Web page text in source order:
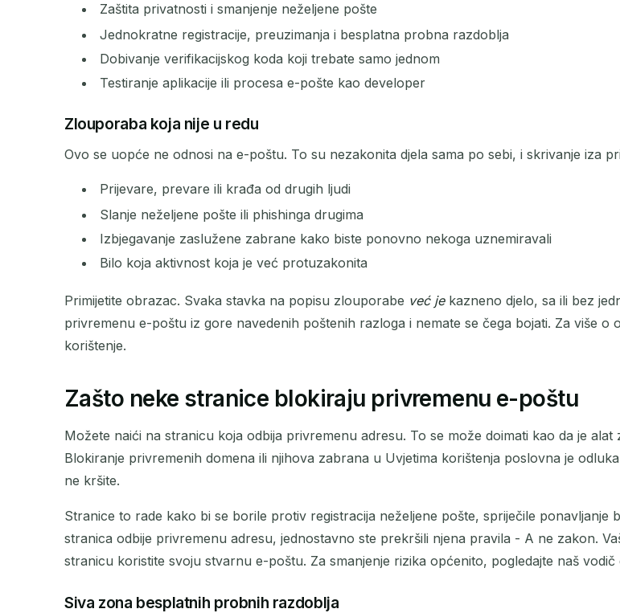
Zaštita privatnosti i smanjenje neželjene pošte
Jednokratne registracije, preuzimanja i besplatna probna razdoblja
Dobivanje verifikacijskog koda koji trebate samo jednom
Testiranje aplikacije ili procesa e-pošte kao developer
Zlouporaba koja nije u redu
Ovo se uopće ne odnosi na e-poštu. To su nezakonita djela sama po sebi, i skrivanje iza
Prijevare, prevare ili krađa od drugih ljudi
Slanje neželjene pošte ili phishinga drugima
Izbjegavanje zaslužene zabrane kako biste ponovno nekoga uznemiravali
Bilo koja aktivnost koja je već protuzakonita
Primijetite obrazac. Svaka stavka na popisu zlouporabe već jekazneno djelo, sa ili bez
privremenu e-poštu iz gore navedenih poštenih razloga i nemate se čega bojati. Za više o
korištenje.
Zašto neke stranice blokiraju privremenu e-poštu
Možete naići na stranicu koja odbija privremenu adresu. To se može doimati kao da je
Blokiranje privremenih domena ili njihova zabrana u Uvjetima korištenja poslovna je
ne kršite.
Stranice to rade kako bi se borile protiv registracija neželjene pošte, spriječile
stranica odbije privremenu adresu, jednostavno ste prekršili njena pravila - A ne zakon.
stranicu koristite svoju stvarnu e-poštu. Za smanjenje rizika općenito, pogledajte naš
Siva zona besplatnih probnih razdoblja